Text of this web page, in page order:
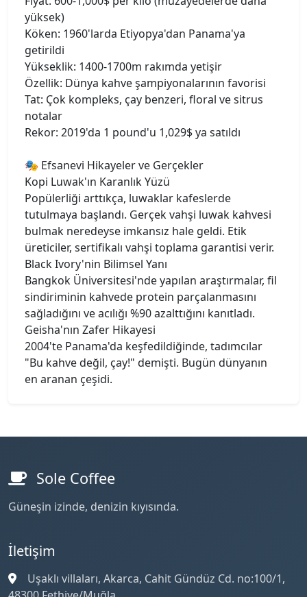
yüksek)
Köken: 1960'larda Etiyopya'dan Panama'ya
getirildi
Yükseklik: 1400-1700m rakımda yetişir
Özellik: Dünya kahve şampiyonalarının favorisi
Tat: Çok kompleks, çay benzeri, floral ve sitrus
notalar
Rekor: 2019'da 1 pound'u 1,029$ ya satıldı
🎭 Efsanevi Hikayeler ve Gerçekler
Kopi Luwak'ın Karanlık Yüzü
Popülerliği arttıkça, luwaklar kafeslerde
tutulmaya başlandı. Gerçek vahşi luwak kahvesi
bulmak neredeyse imkansız hale geldi. Etik
üreticiler, sertifikalı vahşi toplama garantisi verir.
Black Ivory'nin Bilimsel Yanı
Bangkok Üniversitesi'nde yapılan araştırmalar, fil
sindiriminin kahvede protein parçalanmasını
sağladığını ve acılığı %90 azalttığını kanıtladı.
Geisha'nın Zafer Hikayesi
2004'te Panama'da keşfedildiğinde, tadımcılar
"Bu kahve değil, çay!" demişti. Bugün dünyanın
en aranan çeşidi.
Sole Coffee
Güneşin izinde, denizin kıyısında.
İletişim
Uşaklı villaları, Akarca, Cahit Gündüz Cd. no:100/1,